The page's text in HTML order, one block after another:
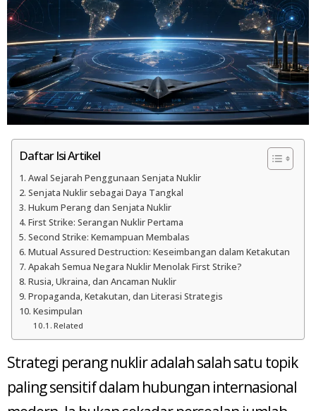
Daftar Isi Artikel
Awal Sejarah Penggunaan Senjata Nuklir
Senjata Nuklir sebagai Daya Tangkal
Hukum Perang dan Senjata Nuklir
First Strike: Serangan Nuklir Pertama
Second Strike: Kemampuan Membalas
Mutual Assured Destruction: Keseimbangan dalam Ketakutan
Apakah Semua Negara Nuklir Menolak First Strike?
Rusia, Ukraina, dan Ancaman Nuklir
Propaganda, Ketakutan, dan Literasi Strategis
Kesimpulan
Related
Strategi perang nuklir adalah salah satu topik
paling sensitif dalam hubungan internasional